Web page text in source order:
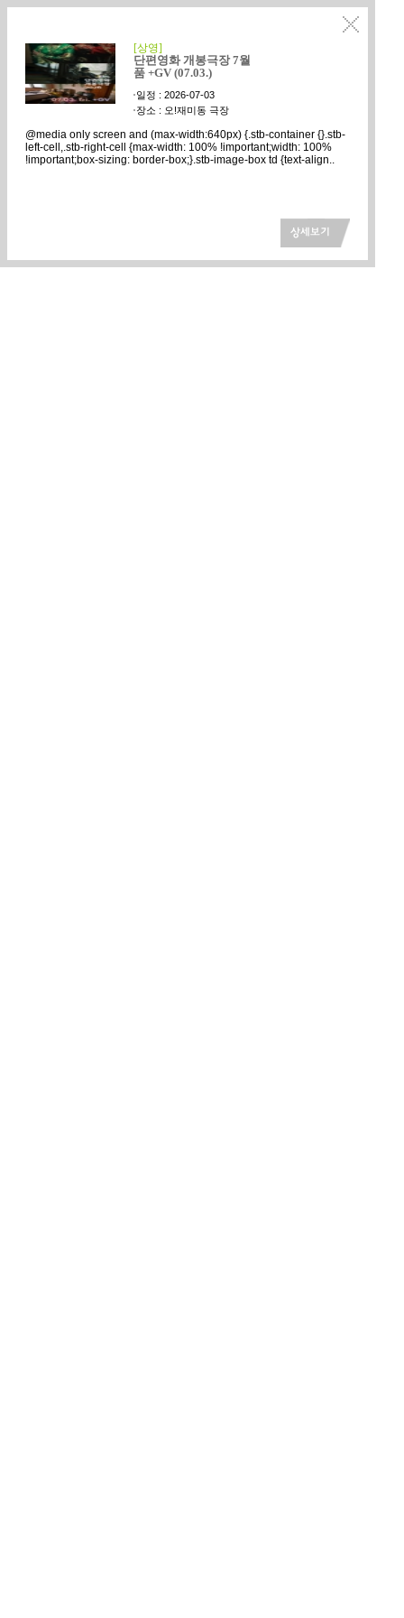
[상영]
단편영화 개봉극장 7월
품 +GV (07.03.)
일정 : 2026-07-03
장소 : 오!재미동 극장
@media only screen and (max-width:640px) {.stb-container {}.stb-
left-cell,.stb-right-cell {max-width: 100% !important;width: 100%
!important;box-sizing: border-box;}.stb-image-box td {text-align..